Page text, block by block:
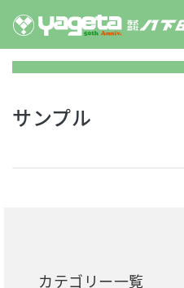
content
サンプル
カテゴリー一覧